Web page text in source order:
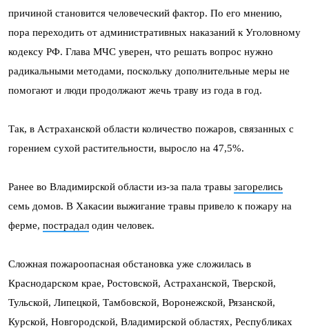
причиной становится человеческий фактор. По его мнению,
пора переходить от административных наказаний к Уголовному
кодексу РФ. Глава МЧС уверен, что решать вопрос нужно
радикальными методами, поскольку дополнительные меры не
помогают и люди продолжают жечь траву из года в год.
Так, в Астраханской области количество пожаров, связанных с
горением сухой растительности, выросло на 47,5%.
Ранее во Владимирской области из-за пала травы загорелись
семь домов. В Хакасии выжигание травы привело к пожару на
ферме, пострадал один человек.
Сложная пожароопасная обстановка уже сложилась в
Краснодарском крае, Ростовской, Астраханской, Тверской,
Тульской, Липецкой, Тамбовской, Воронежской, Рязанской,
Курской, Новгородской, Владимирской областях, Республиках